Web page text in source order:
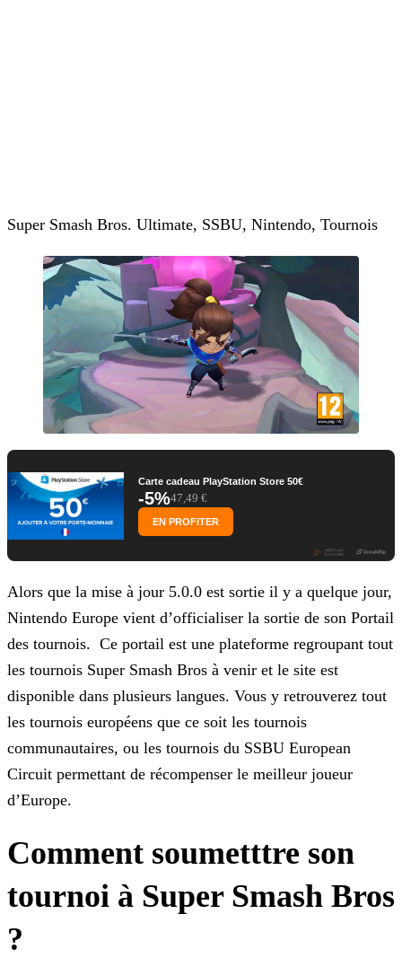
Super Smash Bros. Ultimate, SSBU, Nintendo, Tournois
Carte cadeau PlayStation Store 50€
-5%47,49 €
EN PROFITER
Alors que la mise à jour 5.0.0 est sortie il y a quelque jour,
Nintendo Europe vient d’officialiser la sortie de son Portail
des tournois. Ce portail est une plateforme regroupant tout
les tournois Super Smash Bros à venir et le site est
disponible dans plusieurs langues. Vous y retrouverez tout
les tournois européens que ce soit les tournois
communautaires, ou les tournois du SSBU European
Circuit permettant de récompenser le meilleur joueur
d’Europe.
Comment soumetttre son
tournoi à Super Smash Bros
?